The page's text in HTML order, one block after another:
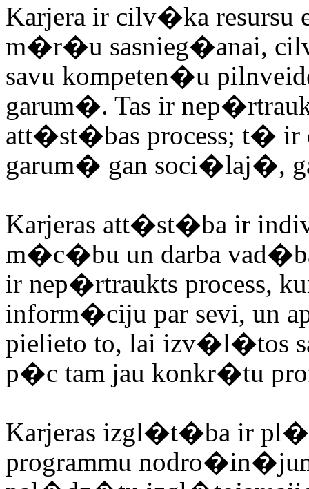
Karjera ir cilv�ka resursu
m�r�u sasnieg�anai,
savu kompeten�u
garum�. Tas ir
att�st�bas process; t�
garum� gan soci�laj�,
Karjeras att�st�ba ir
m�c�bu un darba
ir nep�rtraukts process,
inform�ciju par sevi, un
pielieto to, lai izv�l�tos
p�c tam jau konkr�tu
Karjeras izgl�t�ba ir
programmu